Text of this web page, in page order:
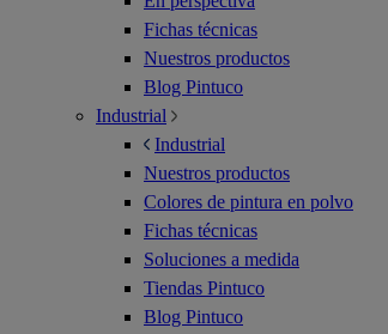
Fichas técnicas
Nuestros productos
Blog Pintuco
Industrial
Industrial
Nuestros productos
Colores de pintura en polvo
Fichas técnicas
Soluciones a medida
Tiendas Pintuco
Blog Pintuco